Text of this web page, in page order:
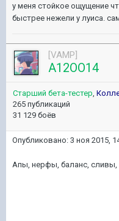
у меня стойкое ощущение
быстрее нежели у луиса.
[VAMP]
A12OO14
Старший бета-тестер
265 публикаций
31 129 боёв
Опубликовано: 3 ноя 2015,
Апы, нерфы, баланс, сливы,